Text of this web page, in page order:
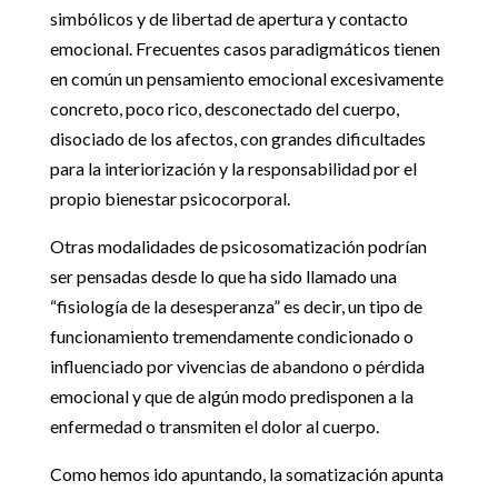
simbólicos y de libertad de apertura y contacto
emocional. Frecuentes casos paradigmáticos tienen
en común un pensamiento emocional excesivamente
concreto, poco rico, desconectado del cuerpo,
disociado de los afectos, con grandes dificultades
para la interiorización y la responsabilidad por el
propio bienestar psicocorporal.
Otras modalidades de psicosomatización podrían
ser pensadas desde lo que ha sido llamado una
“fisiología de la desesperanza” es decir, un tipo de
funcionamiento tremendamente condicionado o
influenciado por vivencias de abandono o pérdida
emocional y que de algún modo predisponen a la
enfermedad o transmiten el dolor al cuerpo.
Como hemos ido apuntando, la somatización apunta